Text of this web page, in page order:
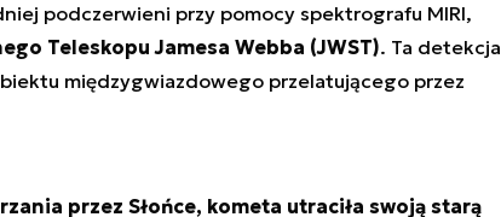
podczerwieni przy pomocy spektrografu MIRI,
Teleskopu Jamesa Webba (JWST). Ta detekcja
międzygwiazdowego przelatującego przez
przez Słońce, kometa utraciła swoją starą